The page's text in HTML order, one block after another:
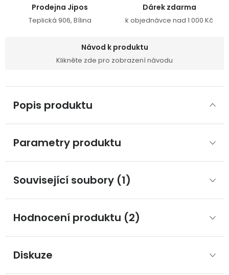
Prodejna Jipos
Teplická 906, Bílina
Dárek zdarma
k objednávce nad 1 000 Kč
Návod k produktu
Klikněte zde pro zobrazení návodu
Popis produktu
Parametry produktu
Související soubory (1)
Hodnocení produktu (2)
Diskuze